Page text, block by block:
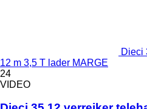
Dieci
12 m 3,5 T lader MARGE
24
VIDEO